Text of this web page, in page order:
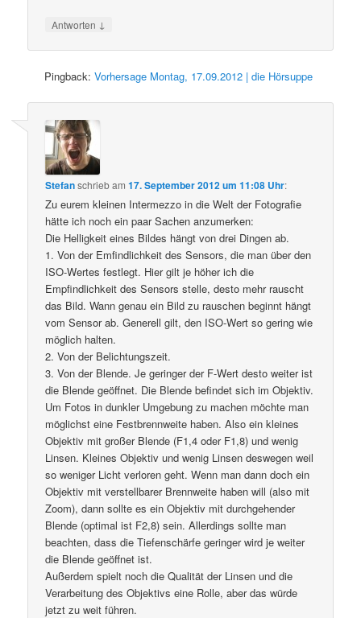
Antworten ↓
Pingback:Vorhersage Montag, 17.09.2012 | die Hörsuppe
Stefanschriebam17. September 2012 um 11:08 Uhr:
Zu eurem kleinen Intermezzo in die Welt der Fotografie
hätte ich noch ein paar Sachen anzumerken:
Die Helligkeit eines Bildes hängt von drei Dingen ab.
1. Von der Emfindlichkeit des Sensors, die man über den
ISO-Wertes festlegt. Hier gilt je höher ich die
Empfindlichkeit des Sensors stelle, desto mehr rauscht
das Bild. Wann genau ein Bild zu rauschen beginnt hängt
vom Sensor ab. Generell gilt, den ISO-Wert so gering wie
möglich halten.
2. Von der Belichtungszeit.
3. Von der Blende. Je geringer der F-Wert desto weiter ist
die Blende geöffnet. Die Blende befindet sich im Objektiv.
Um Fotos in dunkler Umgebung zu machen möchte man
möglichst eine Festbrennweite haben. Also ein kleines
Objektiv mit großer Blende (F1,4 oder F1,8) und wenig
Linsen. Kleines Objektiv und wenig Linsen deswegen weil
so weniger Licht verloren geht. Wenn man dann doch ein
Objektiv mit verstellbarer Brennweite haben will (also mit
Zoom), dann sollte es ein Objektiv mit durchgehender
Blende (optimal ist F2,8) sein. Allerdings sollte man
beachten, dass die Tiefenschärfe geringer wird je weiter
die Blende geöffnet ist.
Außerdem spielt noch die Qualität der Linsen und die
Verarbeitung des Objektivs eine Rolle, aber das würde
jetzt zu weit führen.